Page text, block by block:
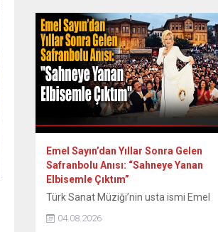
günlerinden itibaren bebeğin sağlıklı
büyümesini ve gelişimini destekleyen,
anne ile bebek arasındaki bağı
kuvvetlendiren eşsiz bir mucizedir. Her
damlasında şifa, güven ve sevgi vardır.
Diliyorum ki her...
Emel Sayın’dan Yıllar Sonra Gelen
Safranbolu Anısı: “Sahneye Yanan
Elbisemle Çıktım”
Türk Sanat Müziği’nin usta ismi Emel
verdiği konserde sahne kostümünün
04.08.2026